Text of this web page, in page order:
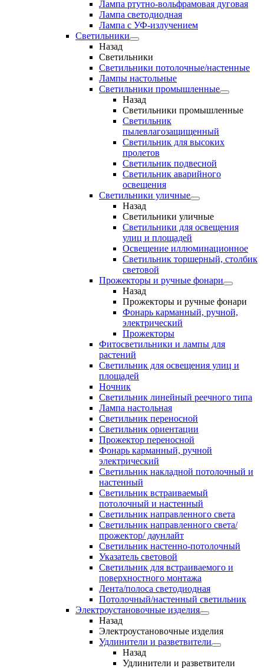
Лампа ртутно-вольфрамовая дуговая
Лампа светодиодная
Лампа с УФ-излучением
Светильники
Назад
Светильники
Светильники потолочные/настенные
Лампы настольные
Светильники промышленные
Назад
Светильники промышленные
Светильник
пылевлагозащищенный
Светильник для высоких
пролетов
Светильник подвесной
Светильник аварийного
освещения
Светильники уличные
Назад
Светильники уличные
Светильники для освещения
улиц и площадей
Освещение иллюминационное
Светильник торшерный, столбик
световой
Прожекторы и ручные фонари
Назад
Прожекторы и ручные фонари
Фонарь карманный, ручной,
электрический
Прожекторы
Фитосветильники и лампы для
растений
Светильник для освещения улиц и
площадей
Ночник
Светильник линейный реечного типа
Лампа настольная
Светильник переносной
Светильник ориентации
Прожектор переносной
Фонарь карманный, ручной
электрический
Светильник накладной потолочный и
настенный
Светильник встраиваемый
потолочный и настенный
Светильник направленного света
Светильник направленного света/
прожектор/ даунлайт
Светильник настенно-потолочный
Указатель световой
Светильник для встраиваемого и
поверхностного монтажа
Лента/полоса светодиодная
Потолочный/настенный светильник
Электроустановочные изделия
Назад
Электроустановочные изделия
Удлинители и разветвители
Назад
Удлинители и разветвители